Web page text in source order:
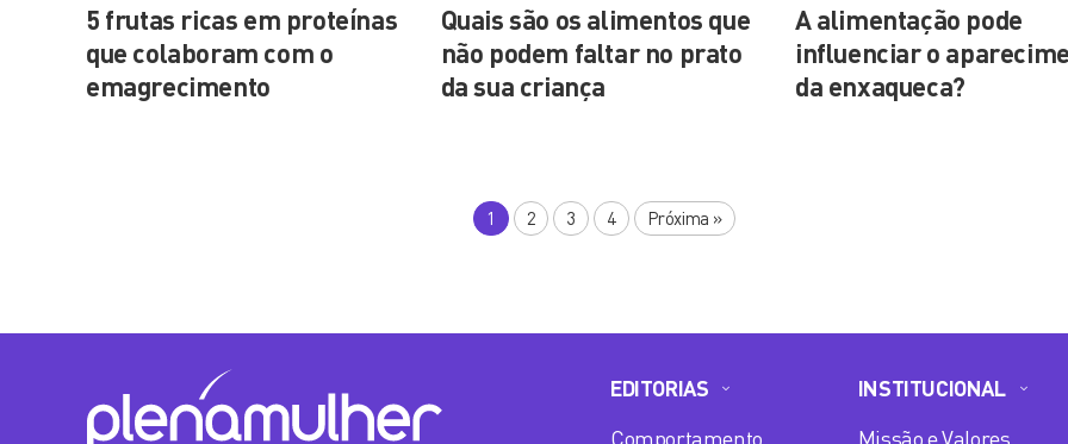
5 frutas ricas em proteínas
que colaboram com o
emagrecimento
Quais são os alimentos que
não podem faltar no prato
da sua criança
A alimentação pode
influenciar o
da enxaqueca?
1 2 3 4 Próxima »
EDITORIAS
Comportamento
INSTITUCIONAL
Missão e Valores